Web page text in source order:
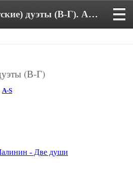
Русские (советские) дуэты (В-Г). Аккорды и тексты песен
(В-Г)
A-S
- Две души